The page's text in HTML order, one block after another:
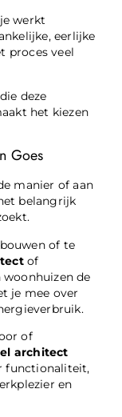
werkt
eerlijke
proces veel
deze
het kiezen
Goes
manier of aan
belangrijk
of te
of
de
je mee over
of
architect
functionaliteit,
en